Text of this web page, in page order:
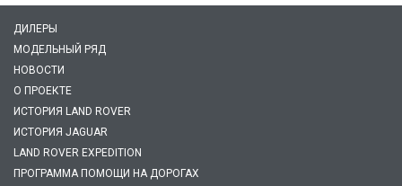
ДИЛЕРЫ
МОДЕЛЬНЫЙ РЯД
НОВОСТИ
О ПРОЕКТЕ
ИСТОРИЯ LAND ROVER
ИСТОРИЯ JAGUAR
LAND ROVER EXPEDITION
ПРОГРАММА ПОМОЩИ НА ДОРОГАХ